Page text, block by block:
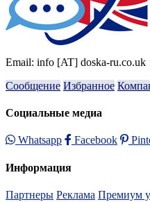
Email: info [AT] doska-ru.co.uk
Сообщение Избранное
Социальные медиа
Whatsapp Facebook
Информация
Партнеры Реклама Премиум